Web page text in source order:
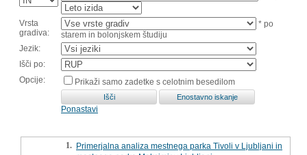
Vrsta
gradiva:
* po
starem in bolonjskem študiju
Jezik:
Išči po:
Opcije:
Prikaži samo zadetke s celotnim besedilom
Ponastavi
1. Primerjalna analiza mestnega parka Tivoli v Ljubljani in